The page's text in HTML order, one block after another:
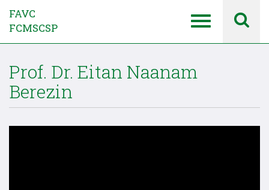
FAVC
FCMSCSP
Prof. Dr. Eitan Naanam
Berezin